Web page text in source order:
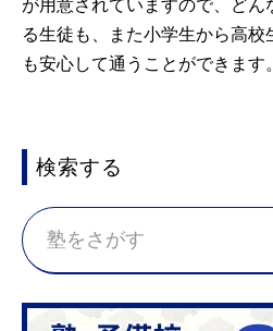
が用意されていますので、どん
る生徒も、また小学生から高
も安心して通うことができます。
検索する